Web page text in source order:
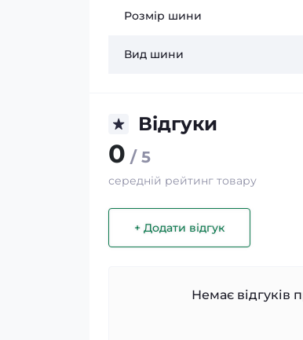
Розмір шини
Вид шини
Відгуки
0 / 5
середній рейтинг товару
+ Додати відгук
Немає відгуків